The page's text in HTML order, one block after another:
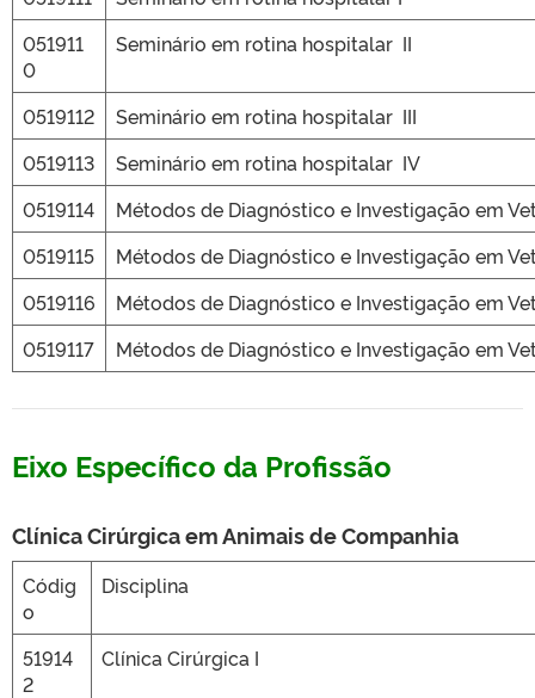
051911
0
Seminário em rotina hospitalar II
0519112
Seminário em rotina hospitalar III
0519113
Seminário em rotina hospitalar IV
0519114
Métodos de Diagnóstico e Investigação em
0519115
Métodos de Diagnóstico e Investigação em
0519116
Métodos de Diagnóstico e Investigação em
0519117
Métodos de Diagnóstico e Investigação em
Eixo Específico da Profissão
Clínica Cirúrgica em Animais de Companhia
Códig
o
Disciplina
51914
2
Clínica Cirúrgica I